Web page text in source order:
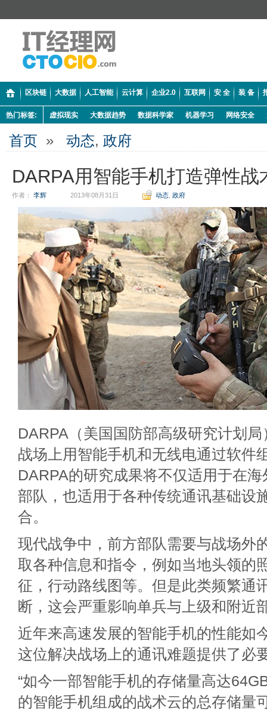
区块链 大数据 人工智能 云计算 企业2.0 互联网 安 全 装 备
热门标签: 虚拟现实 大数据趋势 数据科学家 机器学习 网络安全
首页 » 动态, 政府
DARPA用智能手机打造弹性战
作者： 李辉 2013年08月31日 动态 政府
DARPA（美国国防部高级研究计划
战场上用智能手机和无线电通过软件
DARPA的研究成果将不仅适用于在
部队，也适用于各种传统通讯基础设
合。
现代战争中，前方部队需要与战场外
取各种信息和指令，例如当地头领的
征，行动路线图等。但是此类频繁通
断，这会严重影响单兵与上级和附近
近年来高速发展的智能手机的性能如
这位解决战场上的通讯难题提供了必
“如今一部智能手机的存储量高达
的智能手机组成的战术云的总存储量